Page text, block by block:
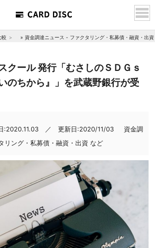
較 » 資金調達ニュース - ファクタリング・私募債・融資・出
クール 発行「むさしのＳＤＧｓ
のちから』」を武蔵野銀行が受
:2020.11.03 ／ 更新日:2020/11/03
資金調
リング・私募債・融資・出資 など